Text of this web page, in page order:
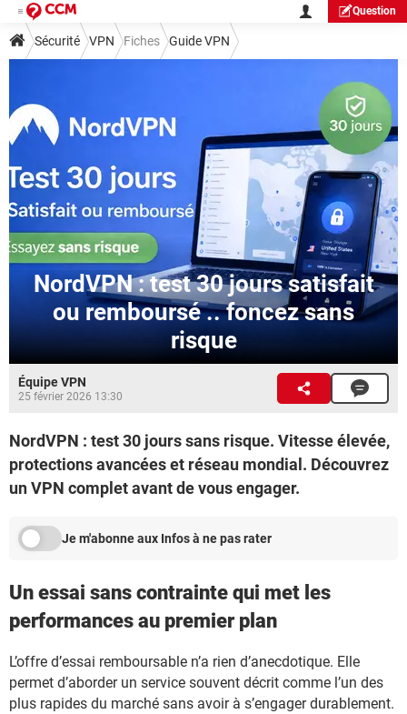
Question
Sécurité VPN Fiches Guide VPN
NordVPN : test 30 jours satisfait
ou remboursé .. foncez sans
risque
Équipe VPN
25 février 2026 13:30
NordVPN : test 30 jours sans risque. Vitesse élevée,
protections avancées et réseau mondial. Découvrez
un VPN complet avant de vous engager.
Je m'abonne aux Infos à ne pas rater
Un essai sans contrainte qui met les
performances au premier plan
L’offre d’essai remboursable n’a rien d’anecdotique. Elle
permet d’aborder un service souvent décrit comme l’un des
plus rapides du marché sans avoir à s’engager durablement.